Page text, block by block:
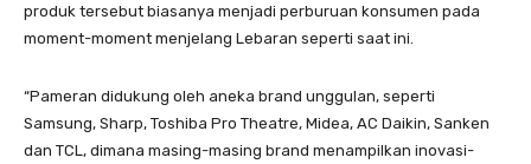
produk tersebut biasanya menjadi perburuan konsumen pada
moment-moment menjelang Lebaran seperti saat ini.
“Pameran didukung oleh aneka brand unggulan, seperti
Samsung, Sharp, Toshiba Pro Theatre, Midea, AC Daikin, Sanken
dan TCL, dimana masing-masing brand menampilkan inovasi-